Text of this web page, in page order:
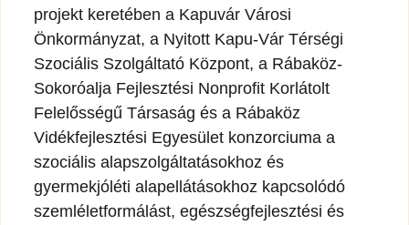
projekt keretében a Kapuvár Városi
Önkormányzat, a Nyitott Kapu-Vár Térségi
Szociális Szolgáltató Központ, a Rábaköz-
Sokoróalja Fejlesztési Nonprofit Korlátolt
Felelősségű Társaság és a Rábaköz
Vidékfejlesztési Egyesület konzorciuma a
szociális alapszolgáltatásokhoz és
gyermekjóléti alapellátásokhoz kapcsolódó
szemléletformálást, egészségfejlesztési és